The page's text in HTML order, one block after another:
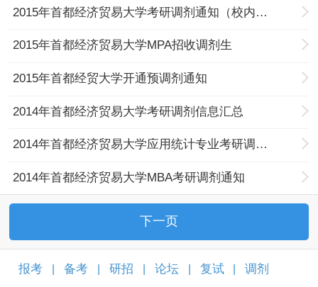
2015年首都经济贸易大学考研调剂通知（校内、一志愿）
2015年首都经济贸易大学MPA招收调剂生
2015年首都经贸大学开通预调剂通知
2014年首都经济贸易大学考研调剂信息汇总
2014年首都经济贸易大学应用统计专业考研调剂信息
2014年首都经济贸易大学MBA考研调剂通知
下一页
报考 备考 研招 论坛 复试 调剂